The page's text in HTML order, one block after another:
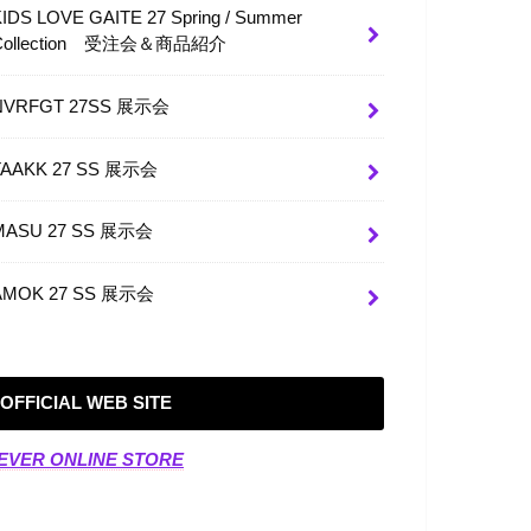
LOVE GAITE 27 Spring / Summer
受注会＆商品紹介
27SS 展示会
27 SS 展示会
27 SS 展示会
27 SS 展示会
OFFICIAL WEB SITE
ONLINE STORE